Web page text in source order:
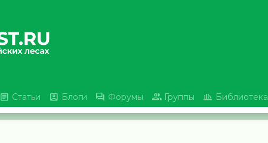
 Статьи  Блоги  Форумы  Группы  Библиотека